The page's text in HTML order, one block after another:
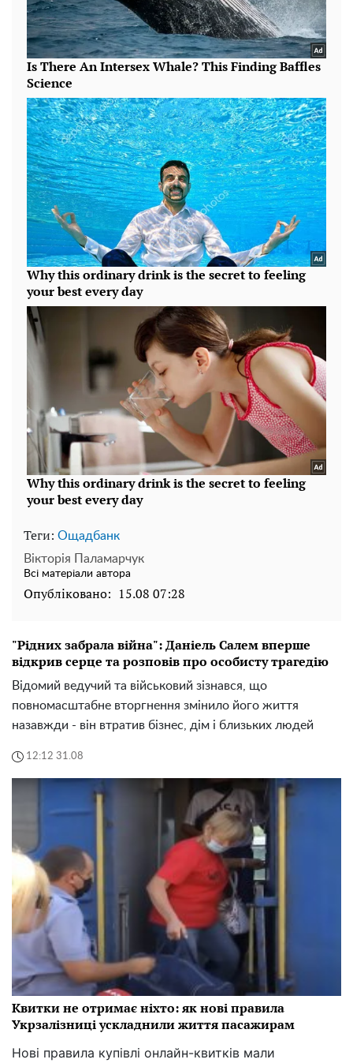
Теги: Ощадбанк
Вікторія Паламарчук
Всі матеріали автора
Опубліковано: 15.08 07:28
"Рідних забрала війна": Даніель Салем вперше
відкрив серце та розповів про особисту трагедію
Відомий ведучий та військовий зізнався, що
повномасштабне вторгнення змінило його життя
назавжди - він втратив бізнес, дім і близьких людей
12:12 31.08
Квитки не отримає ніхто: як нові правила
Укрзалізниці ускладнили життя пасажирам
Нові правила купівлі онлайн-квитків мали